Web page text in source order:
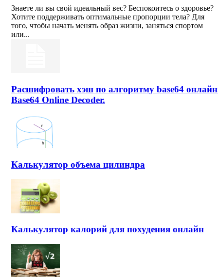
Знаете ли вы свой идеальный вес? Беспокоитесь о здоровье?
Хотите поддерживать оптимальные пропорции тела? Для
того, чтобы начать менять образ жизни, заняться спортом
или...
Расшифровать хэш по алгоритму base64
Base64 Online Decoder.
Калькулятор объема цилиндра
Калькулятор калорий для похудения онлайн